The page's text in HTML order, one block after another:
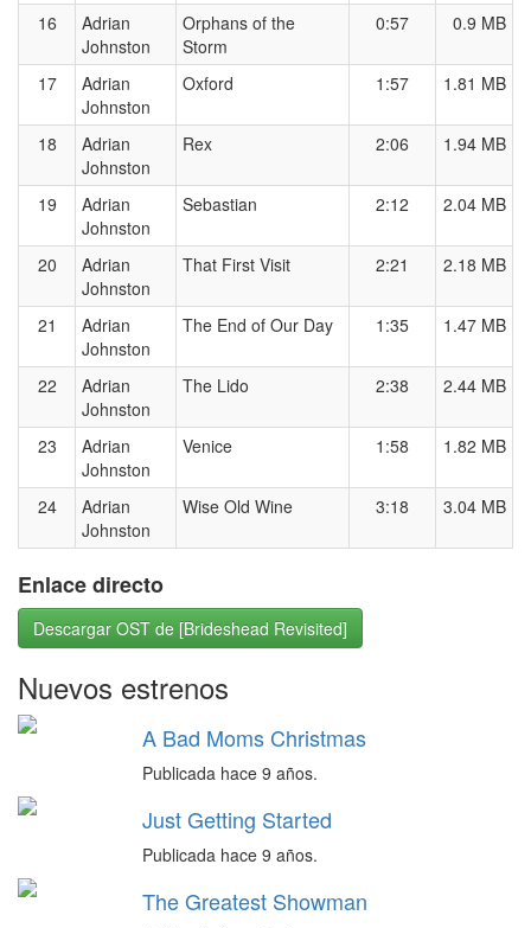
16
Adrian
Johnston
Orphans of the
Storm
0:57 0.9 MB
17
Adrian
Johnston
Oxford 1:57 1.81 MB
18
Adrian
Johnston
Rex 2:06 1.94 MB
19
Adrian
Johnston
Sebastian 2:12 2.04 MB
20
Adrian
Johnston
That First Visit 2:21 2.18 MB
21
Adrian
Johnston
The End of Our Day 1:35 1.47 MB
22
Adrian
Johnston
The Lido 2:38 2.44 MB
23
Adrian
Johnston
Venice 1:58 1.82 MB
24
Adrian
Johnston
Wise Old Wine 3:18 3.04 MB
Enlace directo
Descargar OST de [Brideshead Revisited]
Nuevos estrenos
A Bad Moms Christmas
Publicada hace 9 años.
Just Getting Started
Publicada hace 9 años.
The Greatest Showman